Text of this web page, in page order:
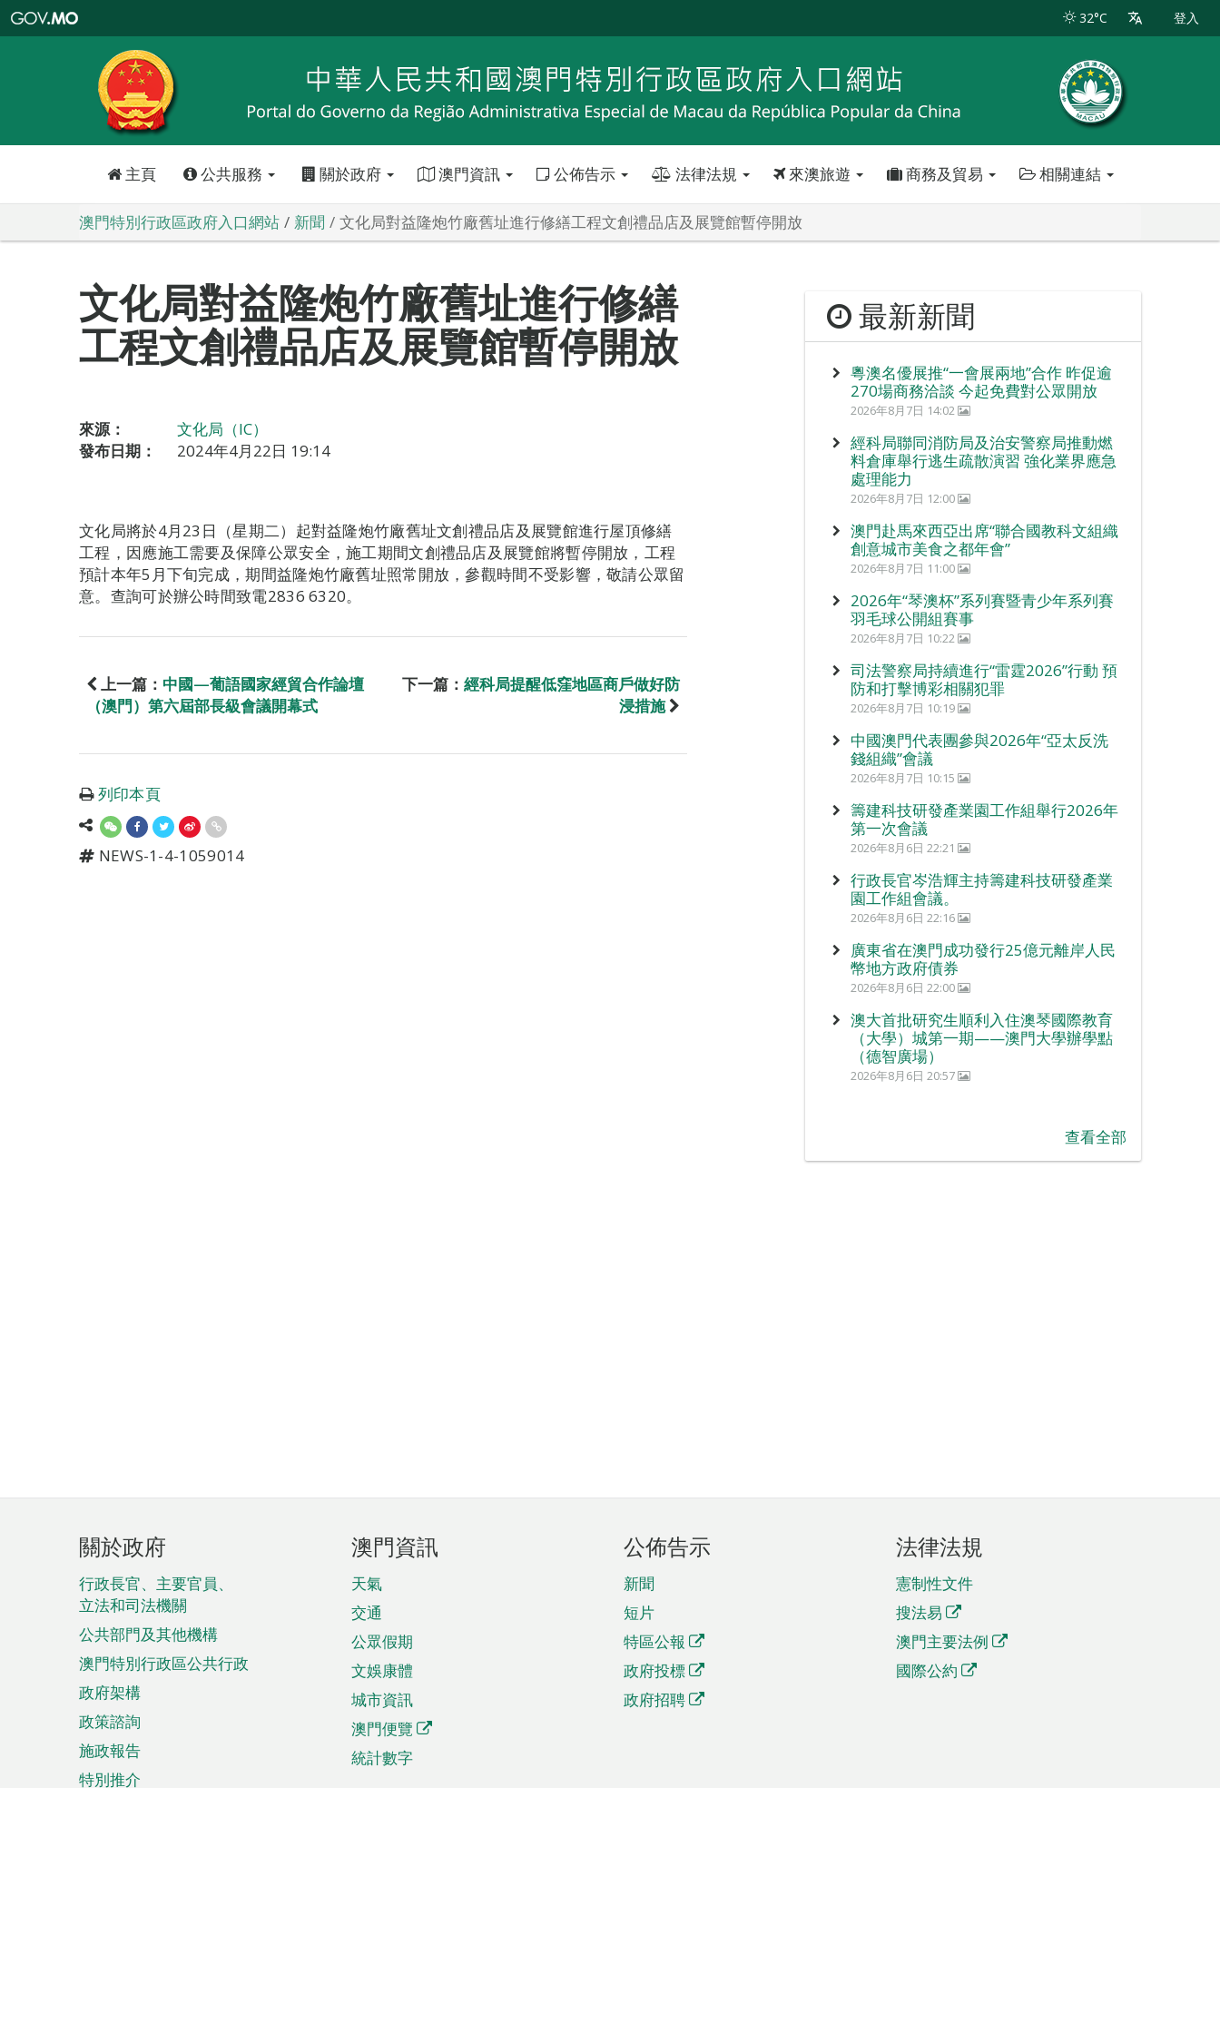
特
政
區
政
口
32°C 登入
主頁 公共服務 關於政府 澳門資訊 公佈告示 法律法規 來澳旅遊 商務及貿易 相關連結
澳門特別行政區政府入口網站 新聞 文化局對益隆炮竹廠舊址進行修繕工程文創禮品店及展覽館暫停開放
文化局對益隆炮竹廠舊址進行修繕
工程文創禮品店及展覽館暫停開放
來源：
文化局（IC）
發布日期：
2024年4月22日 19:14
文化局將於4月23日（星期二）起對益隆炮竹廠舊址文創禮品店及展覽館進行屋頂修繕
工程，因應施工需要及保障公眾安全，施工期間文創禮品店及展覽館將暫停開放，工程
預計本年5月下旬完成，期間益隆炮竹廠舊址照常開放，參觀時間不受影響，敬請公眾留
意。查詢可於辦公時間致電2836 6320。
上一篇： 中國—葡語國家經貿合作論壇
（澳門）第六屆部長級會議開幕式
下一篇： 經科局提醒低窪地區商戶做好防
浸措施
列印本頁
NEWS-1-4-1059014
最新新聞
粵澳名優展推“一會展兩地”合作 昨促逾
270場商務洽談 今起免費對公眾開放
2026年8月7日 14:02
經科局聯同消防局及治安警察局推動燃
料倉庫舉行逃生疏散演習 強化業界應急
處理能力
2026年8月7日 12:00
澳門赴馬來西亞出席“聯合國教科文組織
創意城市美食之都年會”
2026年8月7日 11:00
2026年“琴澳杯”系列賽暨青少年系列賽
羽毛球公開組賽事
2026年8月7日 10:22
司法警察局持續進行“雷霆2026”行動 預
防和打擊博彩相關犯罪
2026年8月7日 10:19
中國澳門代表團參與2026年“亞太反洗
錢組織”會議
2026年8月7日 10:15
籌建科技研發產業園工作組舉行2026年
第一次會議
2026年8月6日 22:21
行政長官岑浩輝主持籌建科技研發產業
園工作組會議。
2026年8月6日 22:16
廣東省在澳門成功發行25億元離岸人民
幣地方政府債券
2026年8月6日 22:00
澳大首批研究生順利入住澳琴國際教育
（大學）城第一期——澳門大學辦學點
（德智廣場）
2026年8月6日 20:57
查看全部
頁
腳
菜
單
關於政府
行政長官、主要官員、
立法和司法機關
公共部門及其他機構
澳門特別行政區公共行政
政府架構
政策諮詢
施政報告
特別推介
澳門資訊
天氣
交通
公眾假期
文娛康體
城市資訊
澳門便覽
統計數字
公佈告示
新聞
短片
特區公報
政府投標
政府招聘
法律法規
憲制性文件
搜法易
澳門主要法例
國際公約